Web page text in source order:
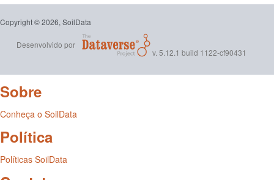
Copyright © 2026, SoilData
Desenvolvido por
v. 5.12.1 build 1122-cf90431
Sobre
Conheça o SoilData
Política
Políticas SoilData